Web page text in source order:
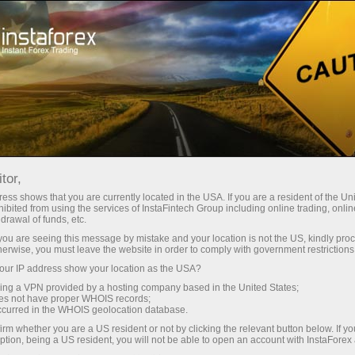
Що таке Форекс?
Слово Forex – це абревіатура, яка сталася
від 2-х слів – Foreign і Exchange. Якщо
перевести цю фразу з англійської дослівно,
то Forex – це обмін іноземної валюти.
Визначення того, що таке Форекс, і випливає
саме з дослівного перекладу назви біржі.
shows that you are currently located in the USA. If you are a resident of the
from using the services of InstaFintech Group including online trading,
of funds, etc.
are seeing this message by mistake and your location is not the US, kindly
you must leave the website in order to comply with government
IP address show your location as the USA?
a VPN provided by a hosting company based in the United States;
not have proper WHOIS records;
in the WHOIS geolocation database.
whether you are a US resident or not by clicking the relevant button below. If
being a US resident, you will not be able to open an account with InstaForex